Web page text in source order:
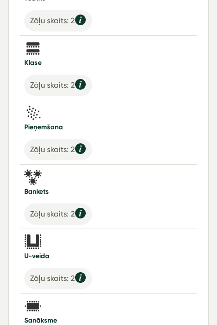
Zāļu skaits: 2
Klase
Zāļu skaits: 2
Pieņemšana
Zāļu skaits: 2
Bankets
Zāļu skaits: 2
U-veida
Zāļu skaits: 2
Sanāksme